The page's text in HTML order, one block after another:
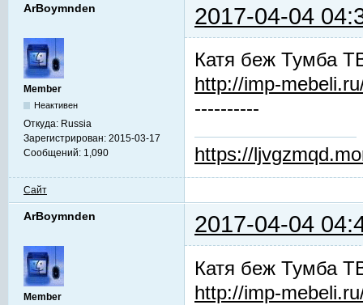
ArBoymnden 2017-04-04
Member
Неактивен
Откуда: Russia
Зарегистрирован: 2015-03-17
Сообщений: 1,090
Катя беж Тумба
http://imp-
----------
https://
Сайт
ArBoymnden 2017-04-04
Member
Катя беж Тумба
http://imp-